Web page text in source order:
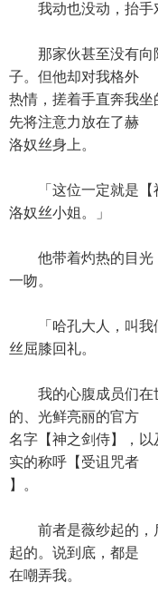
我动也没动，抬手
那家伙甚至没有向
子。但他却对我格外
热情，搓着手直奔我
先将注意力放在了赫
洛奴丝身上。
「这位一定就是【
洛奴丝小姐。」
他带着灼热的目光
一吻。
「哈孔大人，叫我
丝屈膝回礼。
我的心腹成员们在
的、光鲜亮丽的官方
名字【神之剑侍】，
实的称呼【受诅咒者
】。
前者是薇纱起的，
起的。说到底，都是
在嘲弄我。